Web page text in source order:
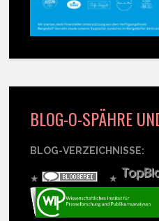
BLOG-O-SPÄHRE
BLOG-VERZEICHNISSE:
★ ★